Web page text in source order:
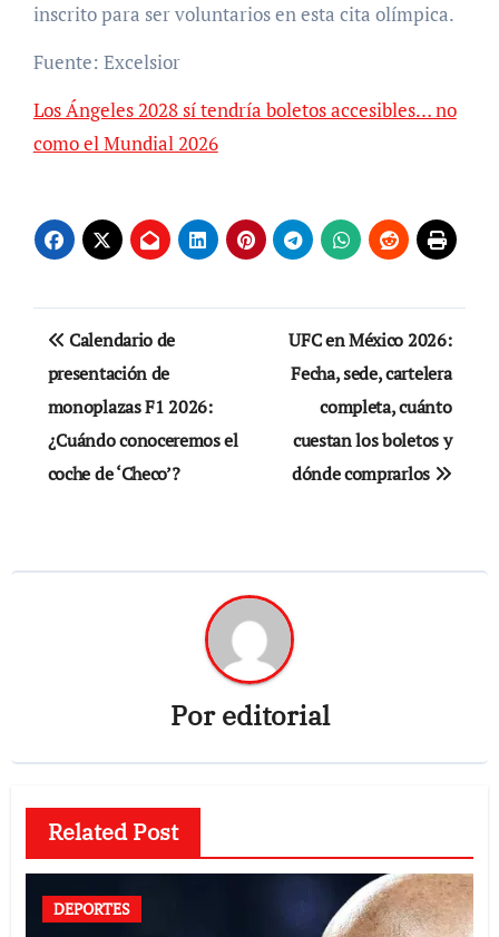
inscrito para ser voluntarios en esta cita olímpica.
Fuente: Excelsior
Los Ángeles 2028 sí tendría boletos accesibles… no
como el Mundial 2026
Navegación
de
entradas
Calendario de
presentación de
monoplazas F1 2026:
¿Cuándo conoceremos el
coche de ‘Checo’?
UFC en México 2026:
Fecha, sede, cartelera
completa, cuánto
cuestan los boletos y
dónde comprarlos
Poreditorial
Related Post
DEPORTES